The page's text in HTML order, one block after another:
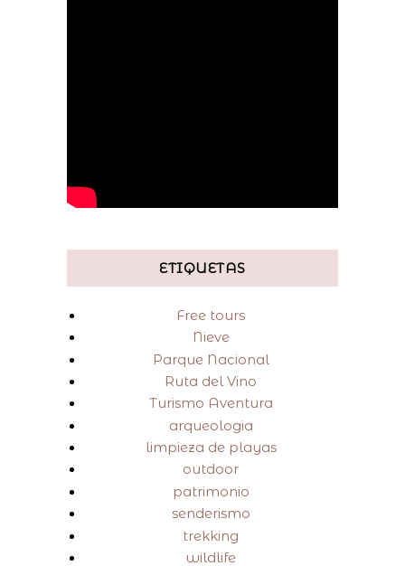
ETIQUETAS
Free tours
Nieve
Parque Nacional
Ruta del Vino
Turismo Aventura
arqueologia
limpieza de playas
outdoor
patrimonio
senderismo
trekking
wildlife